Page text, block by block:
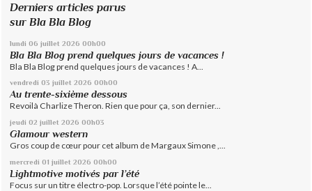
Derniers articles parus
sur Bla Bla Blog
lundi 06 juillet 2026 00h00
Bla Bla Blog prend quelques jours de vacances !
Bla Bla Blog prend quelques jours de vacances ! A...
vendredi 03 juillet 2026 00h00
Au trente-sixième dessous
Revoilà Charlize Theron. Rien que pour ça, son dernier...
jeudi 02 juillet 2026 00h03
Glamour western
Gros coup de cœur pour cet album de Margaux Simone ,...
mercredi 01 juillet 2026 00h00
Lightmotive motivés par l’été
Focus sur un titre électro-pop. Lorsque l’été pointe le...